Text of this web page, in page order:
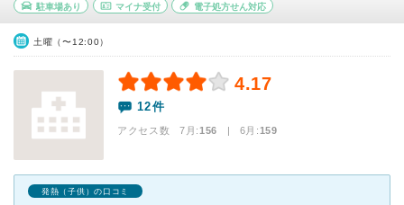
駐車場あり マイナ受付 電子処方せん対応
土曜（〜12:00）
4.17
12件
アクセス数 7月:156 | 6月:159
発熱（子供）の口コミ